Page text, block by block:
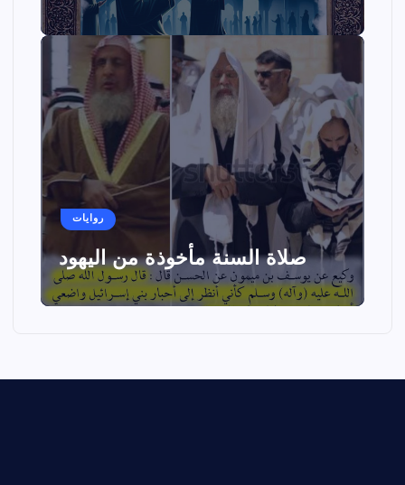
روايات
صلاة السنة مأخوذة من اليهود